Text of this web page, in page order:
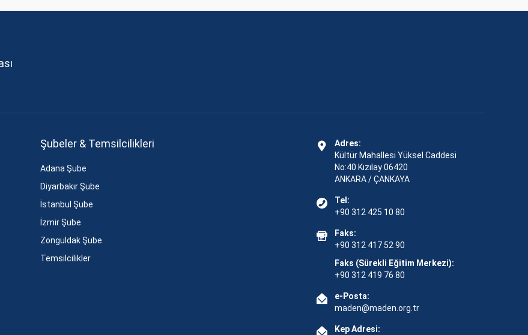
Şubeler & Temsilcilikleri
Adana Şube
Diyarbakır Şube
İstanbul Şube
İzmir Şube
Zonguldak Şube
Temsilcilikler
Adres:
Kültür Mahallesi Yüksel Caddesi
No:40 Kızılay 06420
ANKARA / ÇANKAYA
Tel:
+90 312 425 10 80
Faks:
+90 312 417 52 90
Faks (Sürekli Eğitim Merkezi):
+90 312 419 76 80
e-Posta:
maden@maden.org.tr
Kep Adresi: